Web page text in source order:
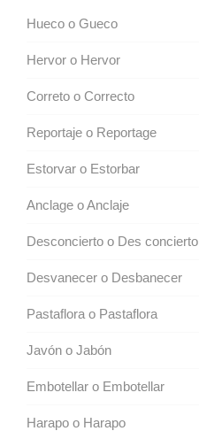
Hueco o Gueco
Hervor o Hervor
Correto o Correcto
Reportaje o Reportage
Estorvar o Estorbar
Anclage o Anclaje
Desconcierto o Des concierto
Desvanecer o Desbanecer
Pastaflora o Pastaflora
Javón o Jabón
Embotellar o Embotellar
Harapo o Harapo